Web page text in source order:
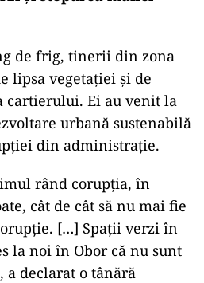
de frig, tinerii din zona
lipsa vegetației și de
cartierului. Ei au venit la
urbană sustenabilă
din administrație.
rând corupția, în
cât de cât să nu mai fie
[…] Spații verzi în
la noi în Obor că nu sunt
a declarat o tânără